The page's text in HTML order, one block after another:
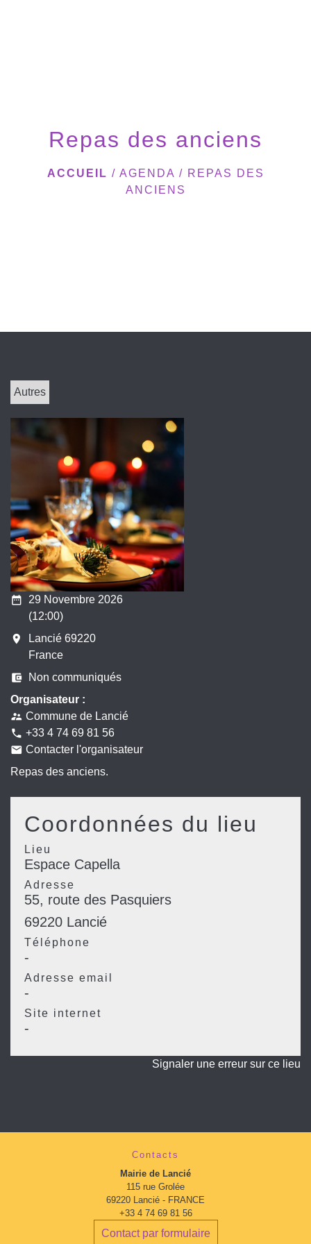
Repas des anciens
ACCUEIL / AGENDA / REPAS DES
ANCIENS
Autres
date_range
29 Novembre 2026
(12:00)
room
Lancié 69220
France
account_balance_wallet
Non communiqués
Organisateur :
supervisor_account Commune de Lancié
phone +33 4 74 69 81 56
email Contacter l'organisateur
Repas des anciens.
Coordonnées du lieu
Lieu
Espace Capella
Adresse
55, route des Pasquiers
69220 Lancié
Téléphone
-
Adresse email
-
Site internet
-
Signaler une erreur sur ce lieu
Contacts
Mairie de Lancié
115 rue Grolée
69220 Lancié - FRANCE
+33 4 74 69 81 56
Contact par formulaire